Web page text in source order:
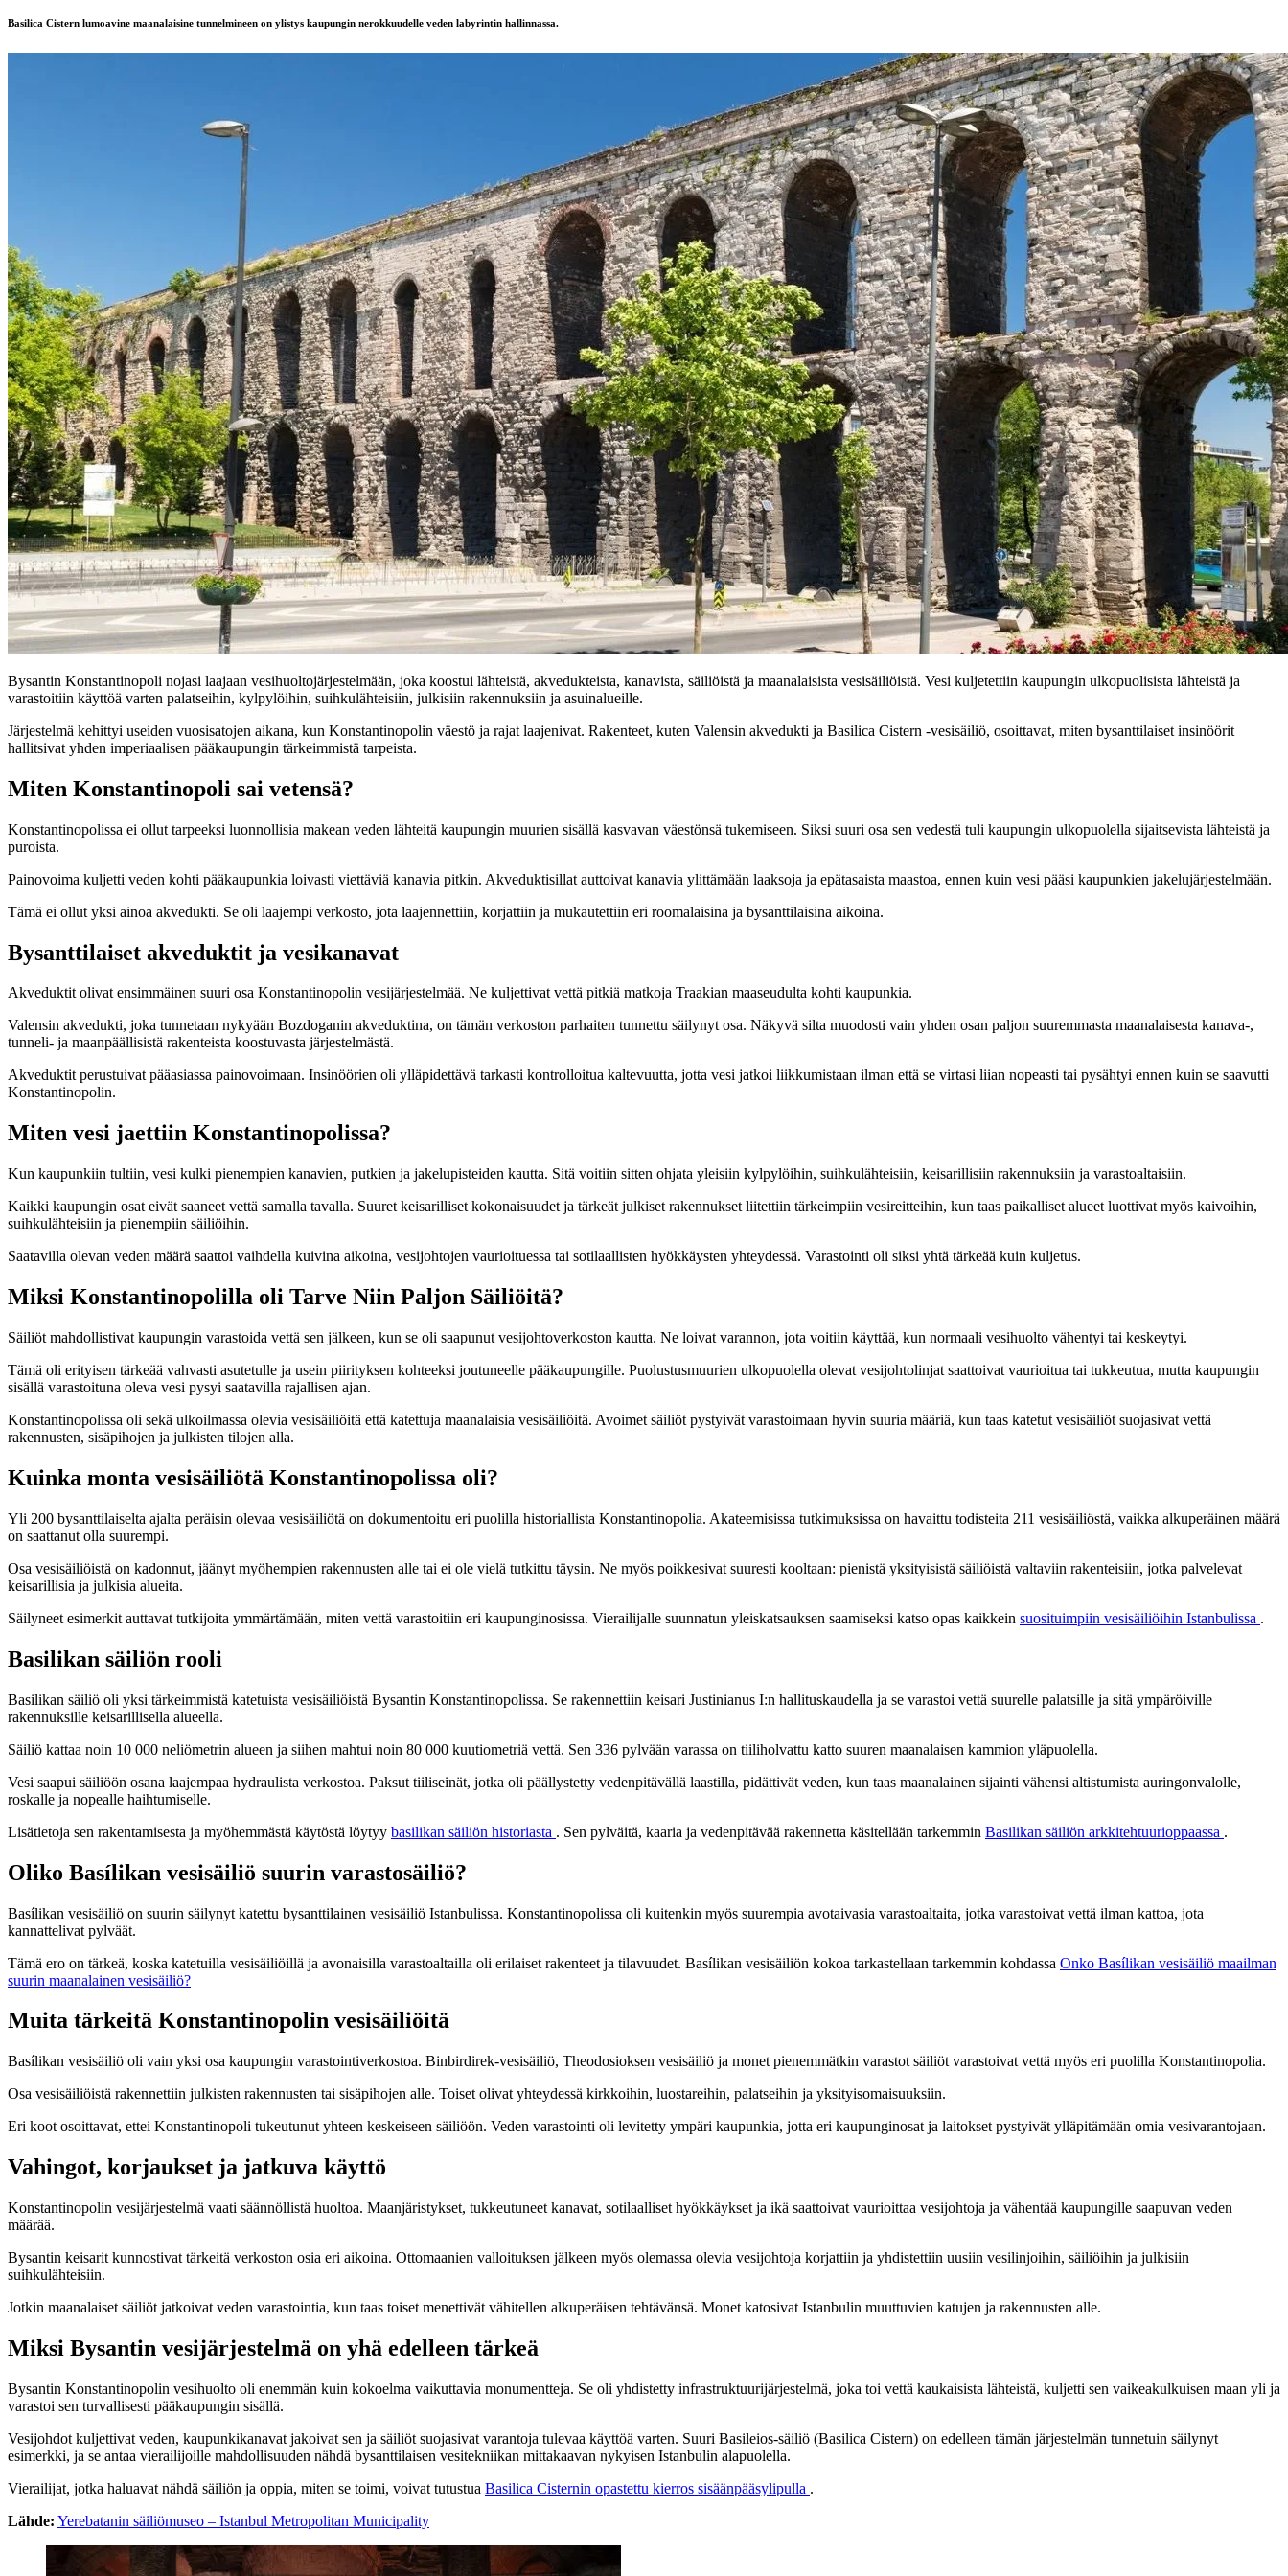
Basilica Cistern lumoavine maanalaisine tunnelmineen on ylistys kaupungin nerokkuudelle veden labyrintin hallinnassa.
Bysantin Konstantinopoli nojasi laajaan vesihuoltojärjestelmään, joka koostui lähteistä, akvedukteista, kanavista, säiliöistä ja maanalaisista vesisäiliöistä. Vesi kuljetettiin kaupungin ulkopuolisista lähteistä ja
varastoitiin käyttöä varten palatseihin, kylpylöihin, suihkulähteisiin, julkisiin rakennuksiin ja asuinalueille.
Järjestelmä kehittyi useiden vuosisatojen aikana, kun Konstantinopolin väestö ja rajat laajenivat. Rakenteet, kuten Valensin akvedukti ja Basilica Cistern -vesisäiliö, osoittavat, miten bysanttilaiset insinöörit
hallitsivat yhden imperiaalisen pääkaupungin tärkeimmistä tarpeista.
Miten Konstantinopoli sai vetensä?
Konstantinopolissa ei ollut tarpeeksi luonnollisia makean veden lähteitä kaupungin muurien sisällä kasvavan väestönsä tukemiseen. Siksi suuri osa sen vedestä tuli kaupungin ulkopuolella sijaitsevista lähteistä ja
puroista.
Painovoima kuljetti veden kohti pääkaupunkia loivasti viettäviä kanavia pitkin. Akveduktisillat auttoivat kanavia ylittämään laaksoja ja epätasaista maastoa, ennen kuin vesi pääsi kaupunkien jakelujärjestelmään.
Tämä ei ollut yksi ainoa akvedukti. Se oli laajempi verkosto, jota laajennettiin, korjattiin ja mukautettiin eri roomalaisina ja bysanttilaisina aikoina.
Bysanttilaiset akveduktit ja vesikanavat
Akveduktit olivat ensimmäinen suuri osa Konstantinopolin vesijärjestelmää. Ne kuljettivat vettä pitkiä matkoja Traakian maaseudulta kohti kaupunkia.
Valensin akvedukti, joka tunnetaan nykyään Bozdoganin akveduktina, on tämän verkoston parhaiten tunnettu säilynyt osa. Näkyvä silta muodosti vain yhden osan paljon suuremmasta maanalaisesta kanava-,
tunneli- ja maanpäällisistä rakenteista koostuvasta järjestelmästä.
Akveduktit perustuivat pääasiassa painovoimaan. Insinöörien oli ylläpidettävä tarkasti kontrolloitua kaltevuutta, jotta vesi jatkoi liikkumistaan ilman että se virtasi liian nopeasti tai pysähtyi ennen kuin se saavutti
Konstantinopolin.
Miten vesi jaettiin Konstantinopolissa?
Kun kaupunkiin tultiin, vesi kulki pienempien kanavien, putkien ja jakelupisteiden kautta. Sitä voitiin sitten ohjata yleisiin kylpylöihin, suihkulähteisiin, keisarillisiin rakennuksiin ja varastoaltaisiin.
Kaikki kaupungin osat eivät saaneet vettä samalla tavalla. Suuret keisarilliset kokonaisuudet ja tärkeät julkiset rakennukset liitettiin tärkeimpiin vesireitteihin, kun taas paikalliset alueet luottivat myös kaivoihin,
suihkulähteisiin ja pienempiin säiliöihin.
Saatavilla olevan veden määrä saattoi vaihdella kuivina aikoina, vesijohtojen vaurioituessa tai sotilaallisten hyökkäysten yhteydessä. Varastointi oli siksi yhtä tärkeää kuin kuljetus.
Miksi Konstantinopolilla oli Tarve Niin Paljon Säiliöitä?
Säiliöt mahdollistivat kaupungin varastoida vettä sen jälkeen, kun se oli saapunut vesijohtoverkoston kautta. Ne loivat varannon, jota voitiin käyttää, kun normaali vesihuolto vähentyi tai keskeytyi.
Tämä oli erityisen tärkeää vahvasti asutetulle ja usein piirityksen kohteeksi joutuneelle pääkaupungille. Puolustusmuurien ulkopuolella olevat vesijohtolinjat saattoivat vaurioitua tai tukkeutua, mutta kaupungin
sisällä varastoituna oleva vesi pysyi saatavilla rajallisen ajan.
Konstantinopolissa oli sekä ulkoilmassa olevia vesisäiliöitä että katettuja maanalaisia vesisäiliöitä. Avoimet säiliöt pystyivät varastoimaan hyvin suuria määriä, kun taas katetut vesisäiliöt suojasivat vettä
rakennusten, sisäpihojen ja julkisten tilojen alla.
Kuinka monta vesisäiliötä Konstantinopolissa oli?
Yli 200 bysanttilaiselta ajalta peräisin olevaa vesisäiliötä on dokumentoitu eri puolilla historiallista Konstantinopolia. Akateemisissa tutkimuksissa on havaittu todisteita 211 vesisäiliöstä, vaikka alkuperäinen määrä
on saattanut olla suurempi.
Osa vesisäiliöistä on kadonnut, jäänyt myöhempien rakennusten alle tai ei ole vielä tutkittu täysin. Ne myös poikkesivat suuresti kooltaan: pienistä yksityisistä säiliöistä valtaviin rakenteisiin, jotka palvelevat
keisarillisia ja julkisia alueita.
Säilyneet esimerkit auttavat tutkijoita ymmärtämään, miten vettä varastoitiin eri kaupunginosissa. Vierailijalle suunnatun yleiskatsauksen saamiseksi katso opas kaikkein suosituimpiin vesisäiliöihin Istanbulissa .
Basilikan säiliön rooli
Basilikan säiliö oli yksi tärkeimmistä katetuista vesisäiliöistä Bysantin Konstantinopolissa. Se rakennettiin keisari Justinianus I:n hallituskaudella ja se varastoi vettä suurelle palatsille ja sitä ympäröiville
rakennuksille keisarillisella alueella.
Säiliö kattaa noin 10 000 neliömetrin alueen ja siihen mahtui noin 80 000 kuutiometriä vettä. Sen 336 pylvään varassa on tiiliholvattu katto suuren maanalaisen kammion yläpuolella.
Vesi saapui säiliöön osana laajempaa hydraulista verkostoa. Paksut tiiliseinät, jotka oli päällystetty vedenpitävällä laastilla, pidättivät veden, kun taas maanalainen sijainti vähensi altistumista auringonvalolle,
roskalle ja nopealle haihtumiselle.
Lisätietoja sen rakentamisesta ja myöhemmästä käytöstä löytyy basilikan säiliön historiasta . Sen pylväitä, kaaria ja vedenpitävää rakennetta käsitellään tarkemmin Basilikan säiliön arkkitehtuurioppaassa .
Oliko Basílikan vesisäiliö suurin varastosäiliö?
Basílikan vesisäiliö on suurin säilynyt katettu bysanttilainen vesisäiliö Istanbulissa. Konstantinopolissa oli kuitenkin myös suurempia avotaivasia varastoaltaita, jotka varastoivat vettä ilman kattoa, jota
kannattelivat pylväät.
Tämä ero on tärkeä, koska katetuilla vesisäiliöillä ja avonaisilla varastoaltailla oli erilaiset rakenteet ja tilavuudet. Basílikan vesisäiliön kokoa tarkastellaan tarkemmin kohdassa Onko Basílikan vesisäiliö maailman
suurin maanalainen vesisäiliö?
Muita tärkeitä Konstantinopolin vesisäiliöitä
Basílikan vesisäiliö oli vain yksi osa kaupungin varastointiverkostoa. Binbirdirek-vesisäiliö, Theodosioksen vesisäiliö ja monet pienemmätkin varastot säiliöt varastoivat vettä myös eri puolilla Konstantinopolia.
Osa vesisäiliöistä rakennettiin julkisten rakennusten tai sisäpihojen alle. Toiset olivat yhteydessä kirkkoihin, luostareihin, palatseihin ja yksityisomaisuuksiin.
Eri koot osoittavat, ettei Konstantinopoli tukeutunut yhteen keskeiseen säiliöön. Veden varastointi oli levitetty ympäri kaupunkia, jotta eri kaupunginosat ja laitokset pystyivät ylläpitämään omia vesivarantojaan.
Vahingot, korjaukset ja jatkuva käyttö
Konstantinopolin vesijärjestelmä vaati säännöllistä huoltoa. Maanjäristykset, tukkeutuneet kanavat, sotilaalliset hyökkäykset ja ikä saattoivat vaurioittaa vesijohtoja ja vähentää kaupungille saapuvan veden
määrää.
Bysantin keisarit kunnostivat tärkeitä verkoston osia eri aikoina. Ottomaanien valloituksen jälkeen myös olemassa olevia vesijohtoja korjattiin ja yhdistettiin uusiin vesilinjoihin, säiliöihin ja julkisiin
suihkulähteisiin.
Jotkin maanalaiset säiliöt jatkoivat veden varastointia, kun taas toiset menettivät vähitellen alkuperäisen tehtävänsä. Monet katosivat Istanbulin muuttuvien katujen ja rakennusten alle.
Miksi Bysantin vesijärjestelmä on yhä edelleen tärkeä
Bysantin Konstantinopolin vesihuolto oli enemmän kuin kokoelma vaikuttavia monumentteja. Se oli yhdistetty infrastruktuurijärjestelmä, joka toi vettä kaukaisista lähteistä, kuljetti sen vaikeakulkuisen maan yli ja
varastoi sen turvallisesti pääkaupungin sisällä.
Vesijohdot kuljettivat veden, kaupunkikanavat jakoivat sen ja säiliöt suojasivat varantoja tulevaa käyttöä varten. Suuri Basileios-säiliö (Basilica Cistern) on edelleen tämän järjestelmän tunnetuin säilynyt
esimerkki, ja se antaa vierailijoille mahdollisuuden nähdä bysanttilaisen vesitekniikan mittakaavan nykyisen Istanbulin alapuolella.
Vierailijat, jotka haluavat nähdä säiliön ja oppia, miten se toimi, voivat tutustua Basilica Cisternin opastettu kierros sisäänpääsylipulla .
Lähde: Yerebatanin säiliömuseo – Istanbul Metropolitan Municipality